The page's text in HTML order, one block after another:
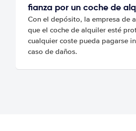
fianza por un coche de
Con el depósito, la empresa de
que el coche de alquiler esté
cualquier coste pueda pagarse
caso de daños.